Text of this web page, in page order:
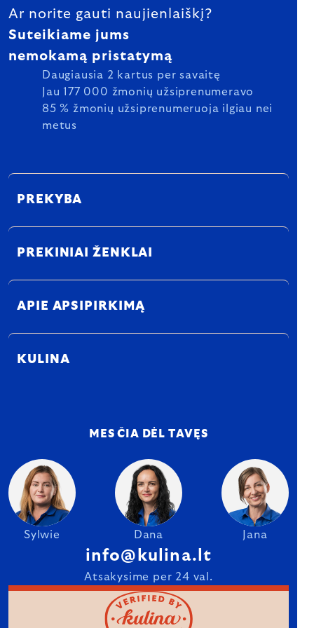
Ar norite gauti naujienlaiškį?
Suteikiame jums
nemokamą pristatymą
Daugiausia 2 kartus per savaitę
Jau 177 000 žmonių užsiprenumeravo
85 % žmonių užsiprenumeruoja ilgiau nei
metus
PREKYBA
PREKINIAI ŽENKLAI
APIE APSIPIRKIMĄ
KULINA
MES ČIA DĖL TAVĘS
Sylwie Dana Jana
info@kulina.lt
Atsakysime per 24 val.